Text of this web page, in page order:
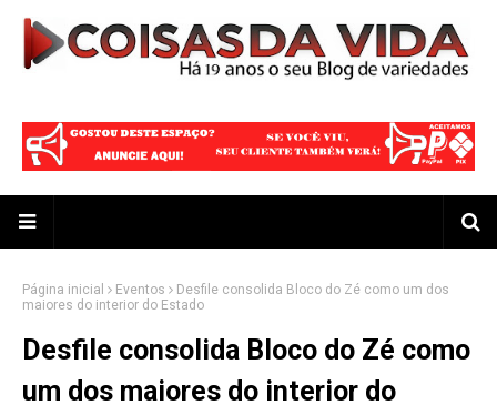
Página inicial Eventos
Desfile consolida Bloco do Zé como um dos
maiores do interior do Estado
Desfile consolida Bloco do Zé como
um dos maiores do interior do